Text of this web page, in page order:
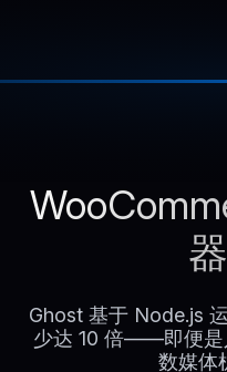
Ghost 基于 Node.js
少达 10 倍——即便是
数媒体